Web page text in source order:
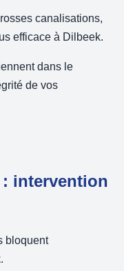
canalisations,
efficace à Dilbeek.
dans le
de vos
: intervention
bloquent